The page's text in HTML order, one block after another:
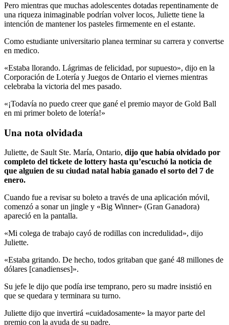
Pero mientras que muchas adolescentes dotadas repentinamente de
una riqueza inimaginable podrían volver locos, Juliette tiene la
intención de mantener los pasteles firmemente en el estante.
Como estudiante universitario planea terminar su carrera y convertse
en medico.
«Estaba llorando. Lágrimas de felicidad, por supuesto», dijo en la
Corporación de Lotería y Juegos de Ontario el viernes mientras
celebraba la victoria del mes pasado.
«¡Todavía no puedo creer que gané el premio mayor de Gold Ball
en mi primer boleto de lotería!»
Una nota olvidada
Juliette, de Sault Ste. María, Ontario, dijo que había olvidado por
completo del tickete de lottery hasta qu’escuchó la noticia de
que alguien de su ciudad natal había ganado el sorto del 7 de
enero.
Cuando fue a revisar su boleto a través de una aplicación móvil,
comenzó a sonar un jingle y «Big Winner» (Gran Ganadora)
apareció en la pantalla.
«Mi colega de trabajo cayó de rodillas con incredulidad», dijo
Juliette.
«Estaba gritando. De hecho, todos gritaban que gané 48 millones de
dólares [canadienses]».
Su jefe le dijo que podía irse temprano, pero su madre insistió en
que se quedara y terminara su turno.
Juliette dijo que invertirá «cuidadosamente» la mayor parte del
premio con la ayuda de su padre.